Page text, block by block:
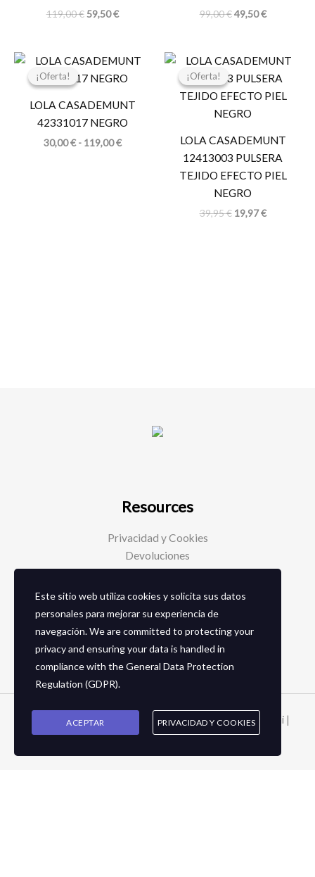
119,00€ 59,50€ 99,00€ 49,50€
¡Oferta!
¡Oferta!
LOLA CASADEMUNT
42331017 NEGRO
30,00€ - 119,00€
Rango
precios:
30,00 €
hasta
¡Oferta!
¡Oferta!
LOLA CASADEMUNT
12413003 PULSERA
TEJIDO EFECTO PIEL
NEGRO
39,95€
El
original
era:
39,95 €.
19,97€
El
actual
es:
Resources
Privacidad y Cookies
Devoluciones
Social Media
Facebook
Instagram
Copyright © 2026 Zapaterias en granada - Calzados toñi |
2024
Este sitio web utiliza cookies y solicita sus datos
personales para mejorar su experiencia de
navegación. We are committed to protecting your
privacy and ensuring your data is handled in
compliance with theGeneral Data Protection
Regulation (GDPR).
ACEPTAR PRIVACIDAD Y COOKIES